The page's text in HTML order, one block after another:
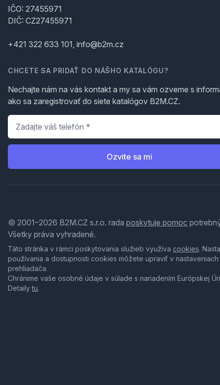
IČO: 27455971
DIČ: CZ27455971
+421 322 633 101, info@b2m.cz
CHCETE SA PRIDAŤ DO NÁŠHO KATALÓGU?
Nechajte nám na vás kontakt a my sa vám ozveme s
ako sa zaregistrovať do siete katalógov B2M.CZ.
Telefón
Ozvite sa mi
© 2001–2026 B2M.CZ s.r.o. rada poskytuje pomoc
Všetky práva vyhradené.
Táto stránka v rámci poskytovania služieb využíva cookies.
používania a dostupnosti cookies môžete upraviť v nastaveniach
prehliadača.
Chránime vaše osobné údaje v súlade s nariadením Európskej
Detailytu.